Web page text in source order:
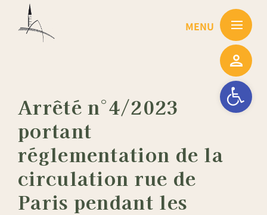
Ouvrir la
Arrêté n°4/2023
portant
réglementation de la
circulation rue de
Paris pendant les